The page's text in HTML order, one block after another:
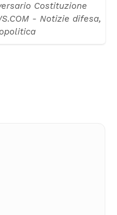
Costituzione
- Notizie difesa,